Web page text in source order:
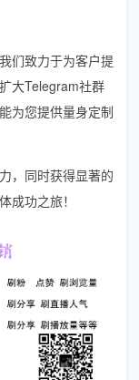
们致力于为客户提
大Telegram社群
为您提供量身定制
，同时获得显著的
成功之旅！